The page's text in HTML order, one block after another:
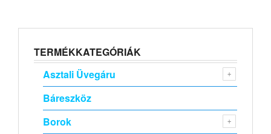
TERMÉKKATEGÓRIÁK
Asztali Üvegáru
Báreszköz
Borok